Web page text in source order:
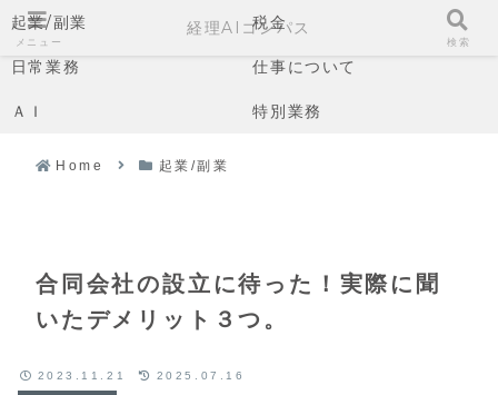
起業/副業 税金
日常業務 仕事について
ＡＩ 特別業務
Home 起業/副業
合同会社の設立に待った！実際に聞
いたデメリット３つ。
2023.11.21 2025.07.16
メニュー
経理AIコンパス
検索